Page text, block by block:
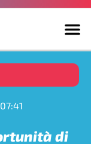
07:41
di